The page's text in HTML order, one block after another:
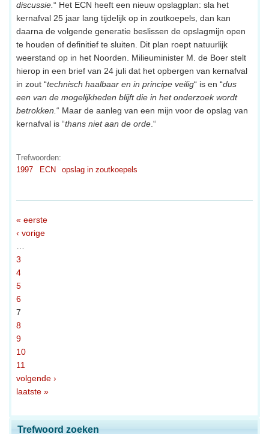
discussie. “ Het ECN heeft een nieuw opslagplan: sla het
kernafval 25 jaar lang tijdelijk op in zoutkoepels, dan kan
daarna de volgende generatie beslissen de opslagmijn open
te houden of definitief te sluiten. Dit plan roept natuurlijk
weerstand op in het Noorden. Milieuminister M. de Boer stelt
hierop in een brief van 24 juli dat het opbergen van kernafval
in zout “technisch haalbaar en in principe veilig“ is en “dus
een van de mogelijkheden blijft die in het onderzoek wordt
betrokken. “ Maar de aanleg van een mijn voor de opslag van
kernafval is “thans niet aan de orde .“
Trefwoorden:
1997
ECN opslag in zoutkoepels
« eerste
‹ vorige
3
4
5
6
7
8
9
10
11
volgende ›
laatste »
Trefwoord zoeken